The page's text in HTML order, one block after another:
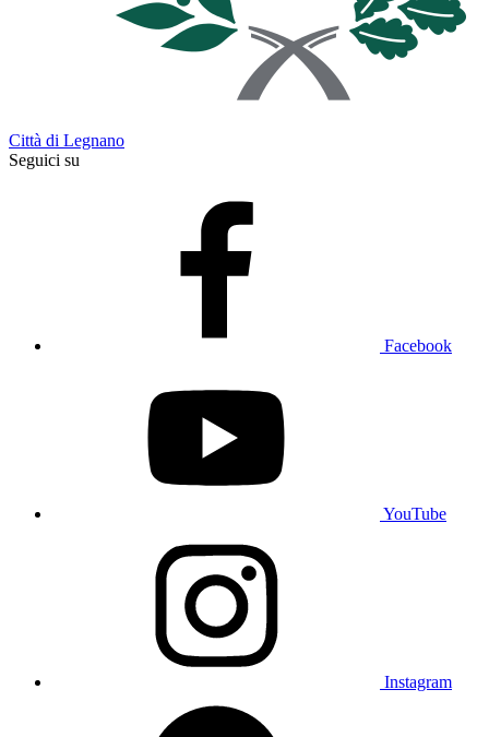
Città di Legnano
Seguici su
Facebook
YouTube
Instagram